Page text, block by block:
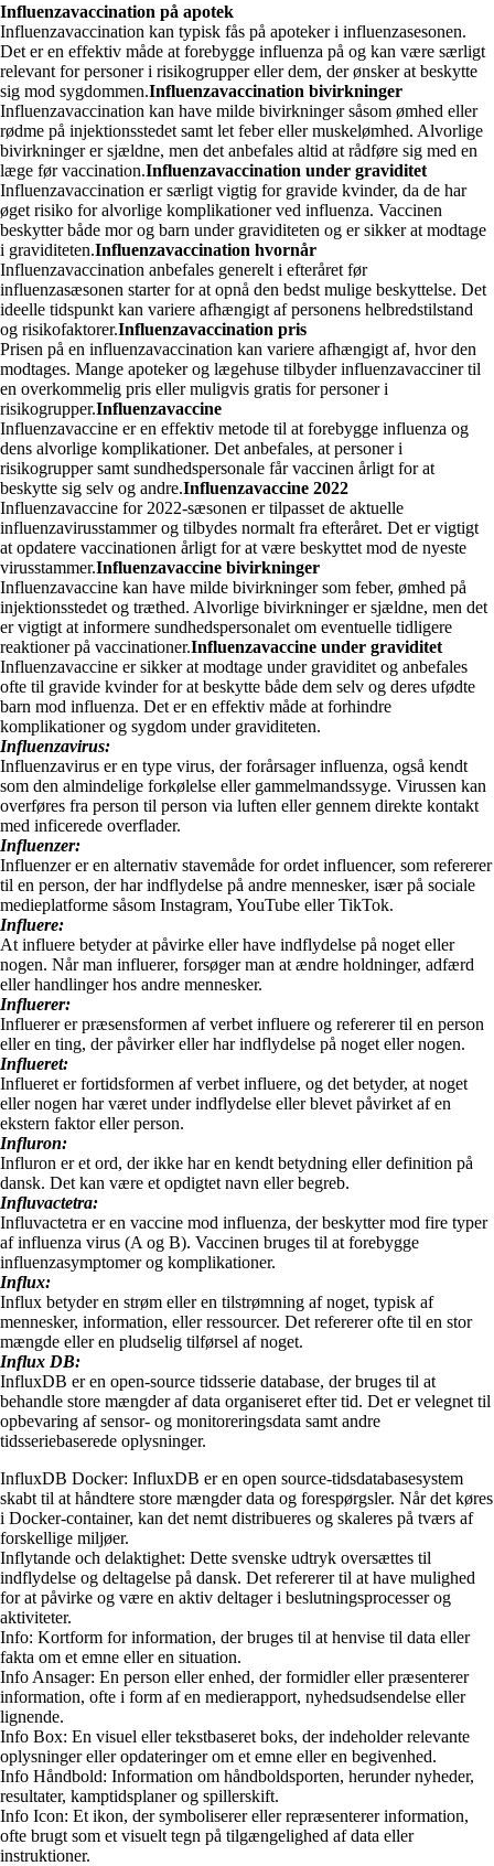
Influenzavaccination på apotek
Influenzavaccination kan typisk fås på apoteker i influenzasesonen.
Det er en effektiv måde at forebygge influenza på og kan være særligt
relevant for personer i risikogrupper eller dem, der ønsker at beskytte
sig mod sygdommen.Influenzavaccination bivirkninger
Influenzavaccination kan have milde bivirkninger såsom ømhed eller
rødme på injektionsstedet samt let feber eller muskelømhed. Alvorlige
bivirkninger er sjældne, men det anbefales altid at rådføre sig med en
læge før vaccination.Influenzavaccination under graviditet
Influenzavaccination er særligt vigtig for gravide kvinder, da de har
øget risiko for alvorlige komplikationer ved influenza. Vaccinen
beskytter både mor og barn under graviditeten og er sikker at modtage
i graviditeten.Influenzavaccination hvornår
Influenzavaccination anbefales generelt i efteråret før
influenzasæsonen starter for at opnå den bedst mulige beskyttelse. Det
ideelle tidspunkt kan variere afhængigt af personens helbredstilstand
og risikofaktorer.Influenzavaccination pris
Prisen på en influenzavaccination kan variere afhængigt af, hvor den
modtages. Mange apoteker og lægehuse tilbyder influenzavacciner til
en overkommelig pris eller muligvis gratis for personer i
risikogrupper.Influenzavaccine
Influenzavaccine er en effektiv metode til at forebygge influenza og
dens alvorlige komplikationer. Det anbefales, at personer i
risikogrupper samt sundhedspersonale får vaccinen årligt for at
beskytte sig selv og andre.Influenzavaccine 2022
Influenzavaccine for 2022-sæsonen er tilpasset de aktuelle
influenzavirusstammer og tilbydes normalt fra efteråret. Det er vigtigt
at opdatere vaccinationen årligt for at være beskyttet mod de nyeste
virusstammer.Influenzavaccine bivirkninger
Influenzavaccine kan have milde bivirkninger som feber, ømhed på
injektionsstedet og træthed. Alvorlige bivirkninger er sjældne, men det
er vigtigt at informere sundhedspersonalet om eventuelle tidligere
reaktioner på vaccinationer.Influenzavaccine under graviditet
Influenzavaccine er sikker at modtage under graviditet og anbefales
ofte til gravide kvinder for at beskytte både dem selv og deres ufødte
barn mod influenza. Det er en effektiv måde at forhindre
komplikationer og sygdom under graviditeten.
Influenzavirus:
Influenzavirus er en type virus, der forårsager influenza, også kendt
som den almindelige forkølelse eller gammelmandssyge. Virussen kan
overføres fra person til person via luften eller gennem direkte kontakt
med inficerede overflader.
Influenzer:
Influenzer er en alternativ stavemåde for ordet influencer, som refererer
til en person, der har indflydelse på andre mennesker, især på sociale
medieplatforme såsom Instagram, YouTube eller TikTok.
Influere:
At influere betyder at påvirke eller have indflydelse på noget eller
nogen. Når man influerer, forsøger man at ændre holdninger, adfærd
eller handlinger hos andre mennesker.
Influerer:
Influerer er præsensformen af verbet influere og refererer til en person
eller en ting, der påvirker eller har indflydelse på noget eller nogen.
Influeret:
Influeret er fortidsformen af verbet influere, og det betyder, at noget
eller nogen har været under indflydelse eller blevet påvirket af en
ekstern faktor eller person.
Influron:
Influron er et ord, der ikke har en kendt betydning eller definition på
dansk. Det kan være et opdigtet navn eller begreb.
Influvactetra:
Influvactetra er en vaccine mod influenza, der beskytter mod fire typer
af influenza virus (A og B). Vaccinen bruges til at forebygge
influenzasymptomer og komplikationer.
Influx:
Influx betyder en strøm eller en tilstrømning af noget, typisk af
mennesker, information, eller ressourcer. Det refererer ofte til en stor
mængde eller en pludselig tilførsel af noget.
Influx DB:
InfluxDB er en open-source tidsserie database, der bruges til at
behandle store mængder af data organiseret efter tid. Det er velegnet til
opbevaring af sensor- og monitoreringsdata samt andre
tidsseriebaserede oplysninger.
InfluxDB Docker: InfluxDB er en open source-tidsdatabasesystem
skabt til at håndtere store mængder data og forespørgsler. Når det køres
i Docker-container, kan det nemt distribueres og skaleres på tværs af
forskellige miljøer.
Inflytande och delaktighet: Dette svenske udtryk oversættes til
indflydelse og deltagelse på dansk. Det refererer til at have mulighed
for at påvirke og være en aktiv deltager i beslutningsprocesser og
aktiviteter.
Info: Kortform for information, der bruges til at henvise til data eller
fakta om et emne eller en situation.
Info Ansager: En person eller enhed, der formidler eller præsenterer
information, ofte i form af en medierapport, nyhedsudsendelse eller
lignende.
Info Box: En visuel eller tekstbaseret boks, der indeholder relevante
oplysninger eller opdateringer om et emne eller en begivenhed.
Info Håndbold: Information om håndboldsporten, herunder nyheder,
resultater, kamptidsplaner og spillerskift.
Info Icon: Et ikon, der symboliserer eller repræsenterer information,
ofte brugt som et visuelt tegn på tilgængelighed af data eller
instruktioner.